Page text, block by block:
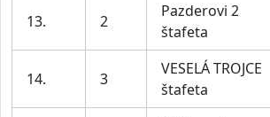
13. 2
Pazderovi 2
štafeta
14. 3
VESELÁ TROJCE
štafeta